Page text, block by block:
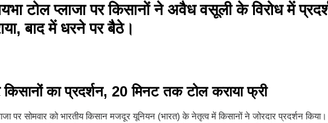
टोल प्लाजा पर किसानों ने अवैध वसूली के विरोध में
बाद में धरने पर बैठे।
किसानों का प्रदर्शन, 20 मिनट तक टोल कराया फ्री
पर सोमवार को भारतीय किसान मजदूर यूनियन (भारत) के नेतृत्व में किसानों ने जोरदार प्रदर्शन